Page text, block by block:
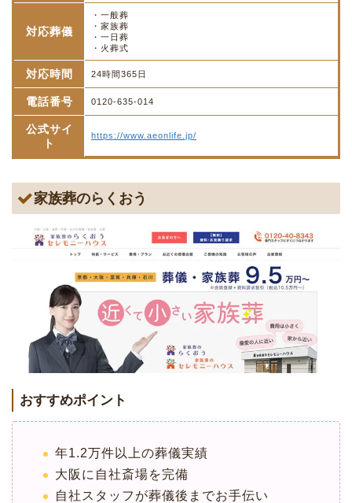
対応葬儀
・一般葬
・家族葬
・一日葬
・火葬式
対応時間 24時間365日
電話番号 0120-635-014
公式サイ
ト
https://www.aeonlife.jp/
家族葬のらくおう
おすすめポイント
年1.2万件以上の葬儀実績
大阪に自社斎場を完備
自社スタッフが葬儀後までお手伝い